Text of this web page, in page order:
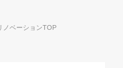
ノベーションTOP